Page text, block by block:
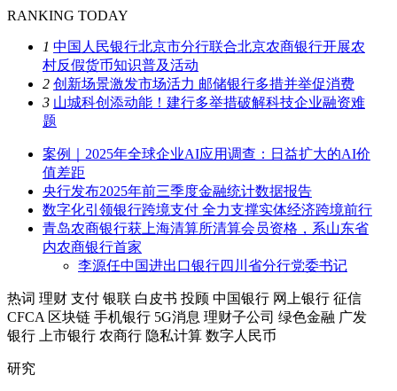
RANKING TODAY
1 中国人民银行北京市分行联合北京农商银行开展农
村反假货币知识普及活动
2 创新场景激发市场活力 邮储银行多措并举促消费
3 山城科创添动能！建行多举措破解科技企业融资难
题
案例｜2025年全球企业AI应用调查：日益扩大的AI价
值差距
央行发布2025年前三季度金融统计数据报告
数字化引领银行跨境支付 全力支撑实体经济跨境前行
青岛农商银行获上海清算所清算会员资格，系山东省
内农商银行首家
李源任中国进出口银行四川省分行党委书记
热词 理财 支付 银联 白皮书 投顾 中国银行 网上银行 征信
CFCA 区块链 手机银行 5G消息 理财子公司 绿色金融 广发
银行
上市银行 农商行 隐私计算 数字人民币
研究